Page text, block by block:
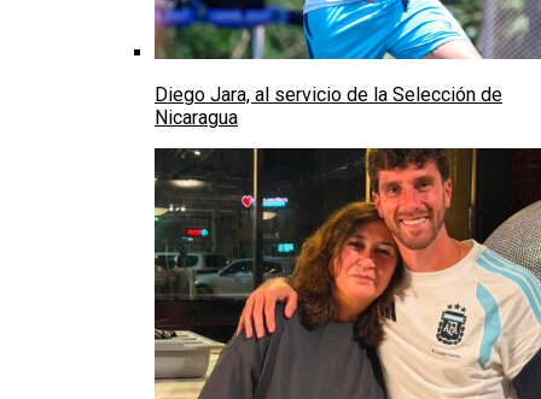
Diego Jara, al servicio de la Selección de
Nicaragua